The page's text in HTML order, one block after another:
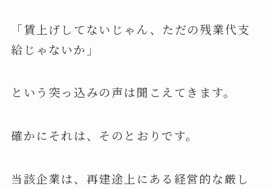
「賃上げしてないじゃん、ただの残業代支
給じゃないか」
という突っ込みの声は聞こえてきます。
確かにそれは、そのとおりです。
当該企業は、再建途上にある経営的な厳し